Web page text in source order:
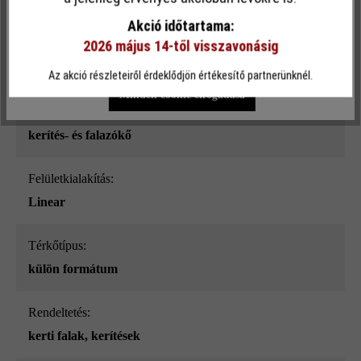
mészkő árnyalt_ModulusPur
kerítés- és falazókő
Felületkialakítás:
Linear
Térkőtípus:
külön formátum
Rendeltetés:
kerti falak, kerítések
funkcionalitást kínálja Önnek...További információ
Csak funkcionális cookie elfogadása
Minden cookie elfogadása
Akció időtartama:
2026 május 14-től visszavonásig
Az akció részleteiről érdeklődjön értékesítő partnerünknél.